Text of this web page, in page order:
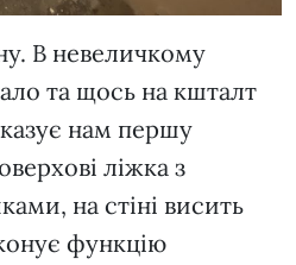
В невеличкому
та щось на кшталт
нам першу
ліжка з
на стіні висить
функцію